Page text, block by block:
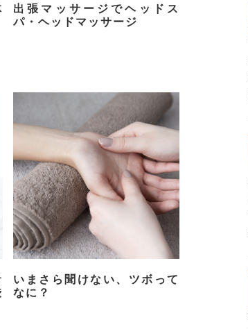
出張マッサージでヘッドス
パ・ヘッドマッサージ
いまさら聞けない、ツボって
なに？